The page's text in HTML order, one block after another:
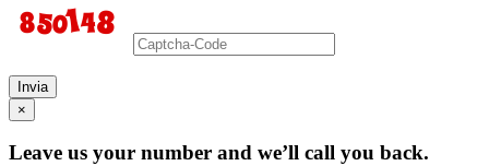
Invia
×
Leave us your number and we’ll call you back.